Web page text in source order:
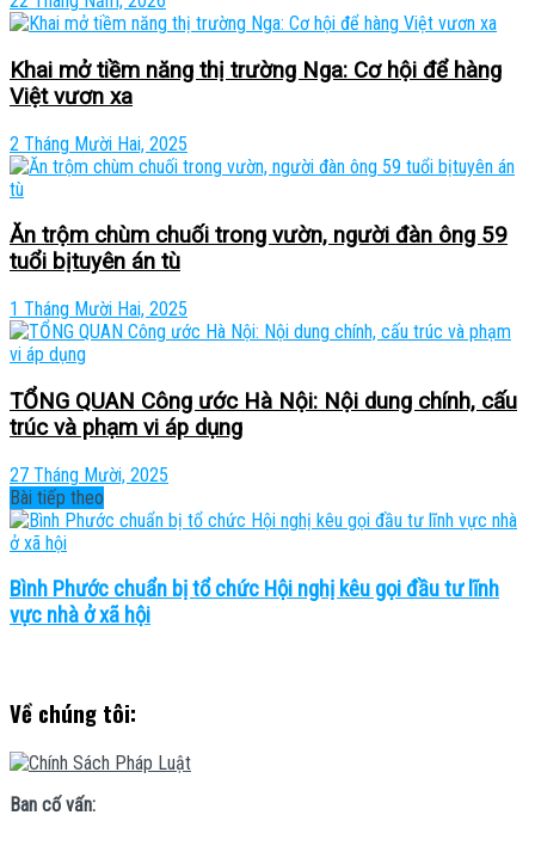
Khai mở tiềm năng thị trường Nga: Cơ hội để hàng
Việt vươn xa
2 Tháng Mười Hai, 2025
Ăn trộm chùm chuối trong vườn, người đàn ông 59
tuổi bịtuyên án tù
1 Tháng Mười Hai, 2025
TỔNG QUAN Công ước Hà Nội: Nội dung chính, cấu
trúc và phạm vi áp dụng
27 Tháng Mười, 2025
Bài tiếp theo
Bình Phước chuẩn bị tổ chức Hội nghị kêu gọi đầu tư lĩnh
vực nhà ở xã hội
Về chúng tôi:
Ban cố vấn: